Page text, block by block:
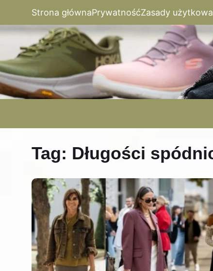
Strona głównaPrywatnośćZasady
Tag: Długości